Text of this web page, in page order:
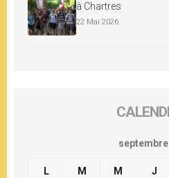
à Chartres
22 Mai 2026
L M M J